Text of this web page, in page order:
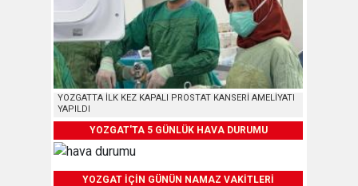
YOZGATTA İLK KEZ KAPALI PROSTAT KANSERİ AMELİYATI
YAPILDI
YOZGAT'TA 5 GÜNLÜK HAVA DURUMU
YOZGAT İÇİN GÜNÜN NAMAZ VAKİTLERİ